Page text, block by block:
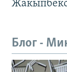
Блог -